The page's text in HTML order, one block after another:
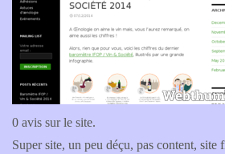
0 avis sur le site.
Super site, un peu déçu, pas content, site